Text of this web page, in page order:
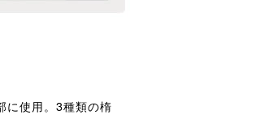
に使用。3種類の楕